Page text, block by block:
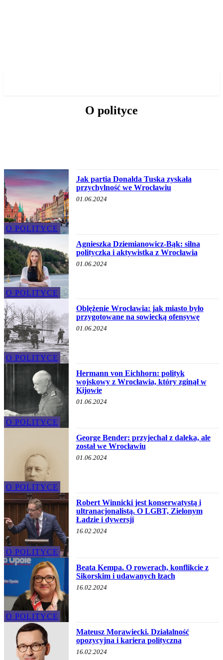
O polityce
O POLITYCE
Jak partia Donalda Tuska zyskała
przychylność we Wrocławiu
01.06.2024
O POLITYCE
Agnieszka Dziemianowicz-Bąk: silna
polityczka i aktywistka z Wrocławia
01.06.2024
O POLITYCE
Oblężenie Wrocławia: jak miasto było
przygotowane na sowiecką ofensywę
01.06.2024
O POLITYCE
Hermann von Eichhorn: polityk
wojskowy z Wrocławia, który zginął w
Kijowie
01.06.2024
O POLITYCE
George Bender: przyjechał z daleka, ale
został we Wrocławiu
01.06.2024
O POLITYCE
Robert Winnicki jest konserwatystą i
ultranacjonalistą. O LGBT, Zielonym
Ładzie i dywersji
16.02.2024
O POLITYCE
Beata Kempa. O rowerach, konflikcie z
Sikorskim i udawanych łzach
16.02.2024
Mateusz Morawiecki. Działalność
opozycyjna i kariera polityczna
16.02.2024